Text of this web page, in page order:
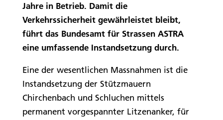
Jahre in Betrieb. Damit die
Verkehrssicherheit gewährleistet bleibt,
führt das Bundesamt für Strassen ASTRA
eine umfassende Instandsetzung durch.
Eine der wesentlichen Massnahmen ist die
Instandsetzung der Stützmauern
Chirchenbach und Schluchen mittels
permanent vorgespannter Litzenanker, für